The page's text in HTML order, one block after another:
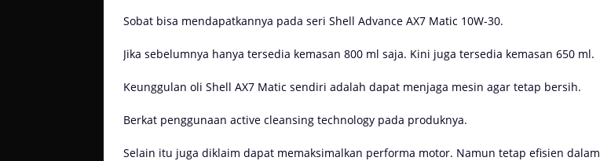
Sobat bisa mendapatkannya pada seri Shell Advance AX7 Matic 10W-30.
Jika sebelumnya hanya tersedia kemasan 800 ml saja. Kini juga tersedia kemasan 650 ml.
Keunggulan oli Shell AX7 Matic sendiri adalah dapat menjaga mesin agar tetap bersih.
Berkat penggunaan active cleansing technology pada produknya.
Selain itu juga diklaim dapat memaksimalkan performa motor. Namun tetap efisien dalam